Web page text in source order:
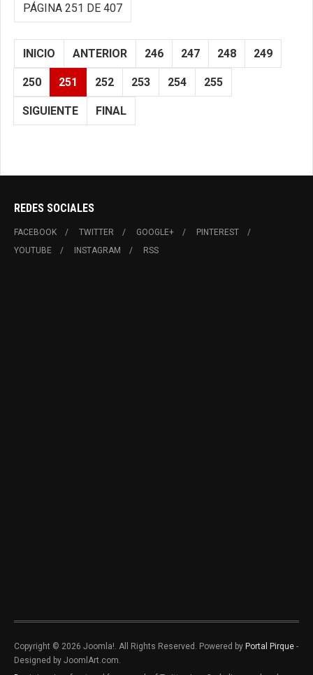
PÁGINA 251 DE 407
INICIO ANTERIOR 246 247 248 249
250 251 252 253 254 255
SIGUIENTE FINAL
REDES SOCIALES
FACEBOOK TWITTER GOOGLE+
PINTEREST
YOUTUBE
INSTAGRAM RSS
Copyright © 2026 Joomla!. All Rights Reserved. Powered by Portal Pirque -
Designed by JoomlArt.com.